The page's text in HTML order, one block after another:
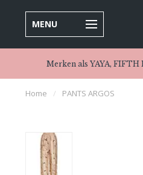
MENU
Merken als YAYA,
Home / PANTS ARGOS